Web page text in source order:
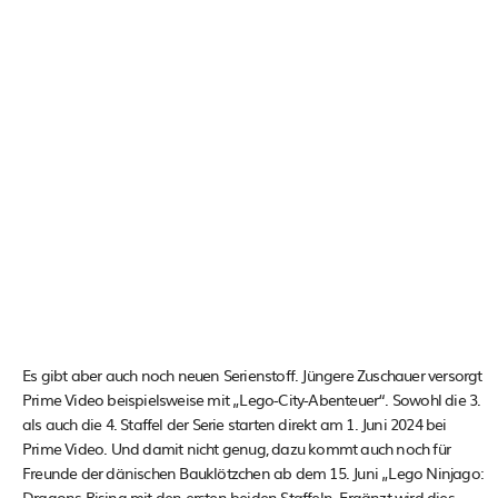
Es gibt aber auch noch neuen Serienstoff. Jüngere Zuschauer versorgt
Prime Video beispielsweise mit „Lego-City-Abenteuer“. Sowohl die 3.
als auch die 4. Staffel der Serie starten direkt am 1. Juni 2024 bei
Prime Video. Und damit nicht genug, dazu kommt auch noch für
Freunde der dänischen Bauklötzchen ab dem 15. Juni „Lego Ninjago: